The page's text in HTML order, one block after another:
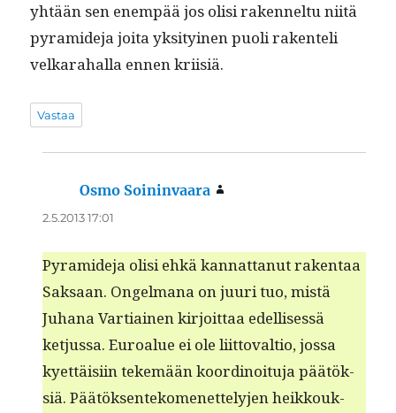
yhtään sen enem­pää jos olisi raken­nel­tu niitä
pyra­mide­ja joi­ta yksi­tyi­nen puoli rak­en­teli
velka­ra­hal­la ennen kriisiä.
Vastaa
Osmo Soininvaara
2.5.2013 17:01
Pyra­mide­ja olisi ehkä kan­nat­tanut rak­en­taa
Sak­saan. Ongel­mana on juuri tuo, mis­tä
Juhana Var­ti­ainen kir­joit­taa edel­lisessä
ketjus­sa. Euroalue ei ole liit­to­val­tio, jos­sa
kyet­täisi­in tekemään koordi­noitu­ja päätök­
siä. Päätök­sen­tekomenet­te­ly­jen heikkouk­